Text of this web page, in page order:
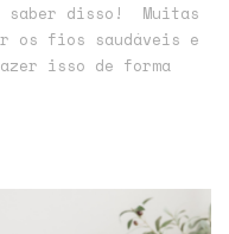
saber disso! Muitas
os fios saudáveis e
isso de forma